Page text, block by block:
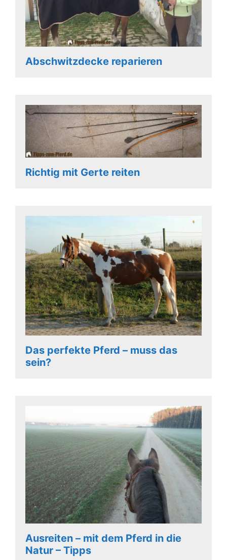
Abschwitzdecke reparieren
Richtig mit Gerte reiten
Das perfekte Pferd – muss das
sein?
Ausreiten – mit dem Pferd in die
Natur – Tipps